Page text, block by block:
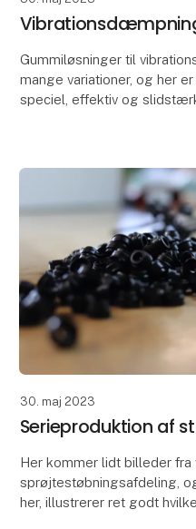
Gummiløsninger til
mange variationer, og her
speciel, effektiv og
30. maj 2023
Serieproduktion af
Her kommer lidt billeder fra
sprøjtestøbningsafdeling,
her, illustrerer ret godt